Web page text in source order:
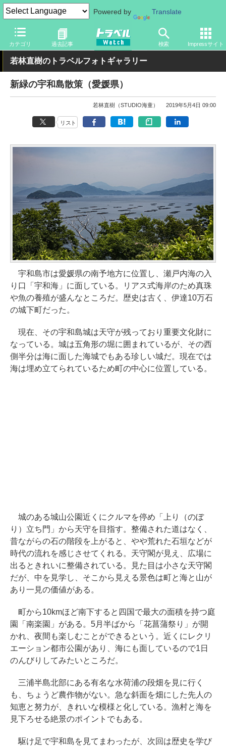
Powered by Translate
カテゴリ 過去記事 検索 Impressサイト
トラベル Watch 地域 国内旅行 四国
若林直樹のトラベルフォトギャラリー
新緑の宇和島散策（愛媛県）
若林直樹（STUDIO海童） 2019年5月4日 09:00
リスト
宇和島市は愛媛県の南予地方に位置し、瀬戸内海の入
り口「宇和海」に面している。リアス式海岸のため真珠
や魚の養殖が盛んなところだ。歴史は古く、伊達10万石
の城下町だった。
現在、その宇和島城は天守が残っており重要文化財に
なっている。城は五角形の堀に囲まれているが、その西
側半分は海に面した海城でもある珍しい城だ。現在では
海は埋め立てられているため町の中心に位置している。
城のある城山公園近くにクルマを停め「上り（のぼ
り）立ち門」から天守を目指す。整備された道はなく、
昔ながらの石の階段を上がると、やや荒れた石垣などが
時代の流れを感じさせてくれる。天守閣が見え、広場に
出るときれいに整備されている。見た目は小さな天守閣
だが、中を見学し、そこから見える景色は町と海と山が
あり一見の価値がある。
町から10kmほど南下すると四国で最大の面積を持つ庭
園「南楽園」がある。5月半ばから「花菖蒲祭り」が開
かれ、夜間も楽しむことができるという。近くにレクリ
エーション都市公園があり、海にも面しているので1日
のんびりしてみたいところだ。
三浦半島北部にある有名な水荷浦の段畑を見に行く
も、ちょうど農作物がない。急な斜面を畑にした先人の
知恵と努力が、きれいな模様と化している。漁村と海を
見下ろせる絶景のポイントでもある。
駆け足で宇和島を見てまわったが、次回は歴史を学び